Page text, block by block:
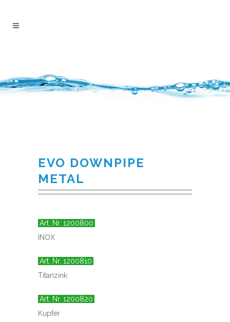
EVO DOWNPIPE
METAL
Art. Nr. 1200800
INOX
Art. Nr. 1200810
Titanzink
Art. Nr. 1200820
Kupfer